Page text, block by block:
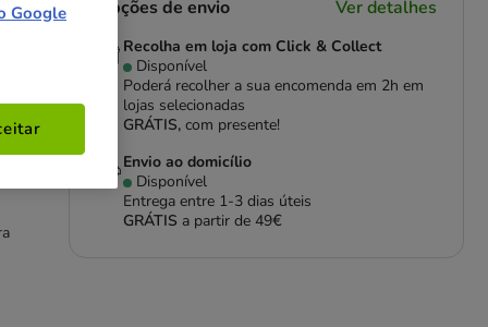
Opções de envio Ver detalhes
Recolha em loja com Click & Collect
Disponível
Poderá recolher a sua encomenda em 2h em
lojas selecionadas
GRÁTIS,com presente!
Envio ao domicílio
Disponível
Entrega entre 1-3 dias úteis
GRÁTIS a partir de 49€
Google